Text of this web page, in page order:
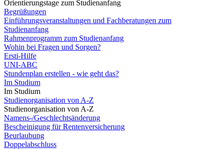
Orientierungstage zum Studienanfang
Begrüßungen
Einführungsveranstaltungen und Fachberatungen zum
Studienanfang
Rahmenprogramm zum Studienanfang
Wohin bei Fragen und Sorgen?
Ersti-Hilfe
UNI-ABC
Stundenplan erstellen - wie geht das?
Im Studium
Im Studium
Studienorganisation von A-Z
Studienorganisation von A-Z
Namens-/Geschlechtsänderung
Bescheinigung für Rentenversicherung
Beurlaubung
Doppelabschluss